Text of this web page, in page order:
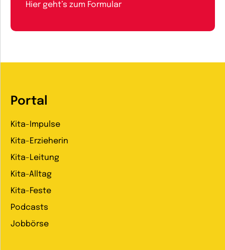
Hier geht’s zum Formular
Portal
Kita-Impulse
Kita-Erzieherin
Kita-Leitung
Kita-Alltag
Kita-Feste
Podcasts
Jobbörse